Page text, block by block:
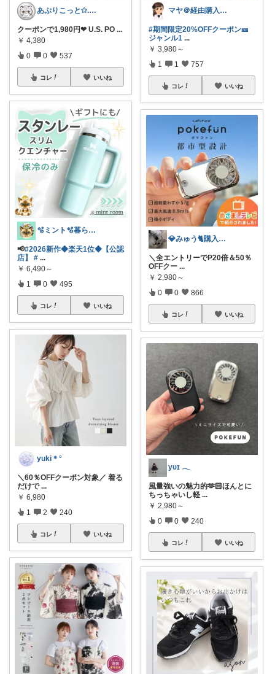
あぷりこっと✩.*˚100%ROOM経由
クーポンで1,980円❤︎ U.S. PO ...
￥ 4,380
0 0 537
コレ いいね
🫧ミント🫧暮らし⋆ﾟファッション⋆ﾟ
📢#2026新作◆楽天1位◆【公認
店】
# ...
￥ 6,490～
1 0 495
コレ いいね
yuki＊°
＼60％OFFクーポン対象／ 着る
だけで ...
￥ 6,980
1 2 240
コレ いいね
マヤ＠経由購入に感謝❤️
#期間限定20%OFFクーポン🎫
ジャンル1 ...
￥ 3,980～
1 1 757
コレ いいね
💎みゅう🐈購入感謝(❀ᴗ͈ˬᴗ͈)⁾
＼全エントリーでP20倍＆50％
OFFクー ...
￥ 2,980～
0 0 866
コレ いいね
yᴜɪ 𓂃
風量強いの魅力的🫶🏻ほんとに
ちっちゃいし軽 ...
￥ 2,980～
0 0 240
コレ いいね